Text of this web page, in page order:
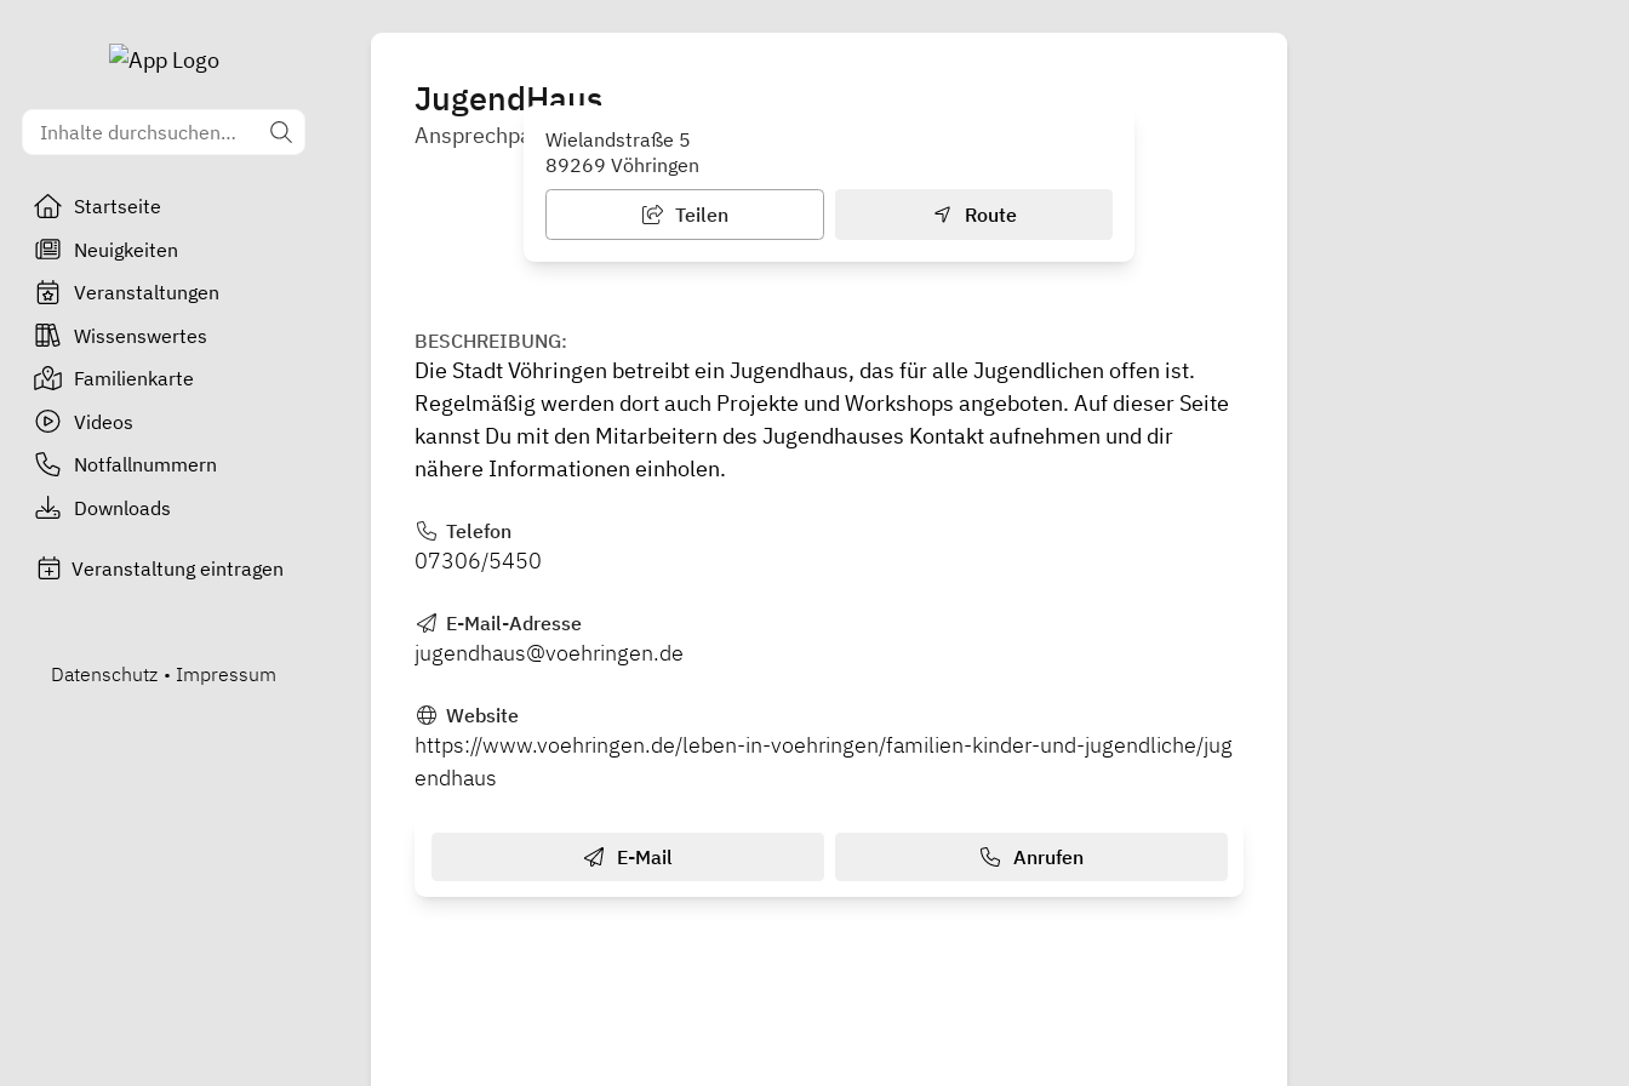
Startseite
Neuigkeiten
Veranstaltungen
Wissenswertes
Familienkarte
Videos
Notfallnummern
Downloads
Veranstaltung eintragen
Datenschutz • Impressum
JugendHaus
Ansprechpartner: Günter Hiller
Wielandstraße 5
89269 Vöhringen
Teilen Route
BESCHREIBUNG:
Die Stadt Vöhringen betreibt ein Jugendhaus, das für alle Jugendlichen offen ist.
Regelmäßig werden dort auch Projekte und Workshops angeboten. Auf dieser Seite
kannst Du mit den Mitarbeitern des Jugendhauses Kontakt aufnehmen und dir
nähere Informationen einholen.
Telefon
07306/5450
E-Mail-Adresse
jugendhaus@voehringen.de
Website
https://www.voehringen.de/leben-in-voehringen/familien-kinder-und-jugendliche/jug
endhaus
E-Mail Anrufen